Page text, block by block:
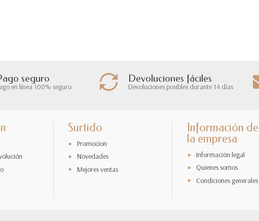
seguro
en línea 100% seguro
Devoluciones fáciles
Devoluciones posibles durante 14 días
Surtido
Promocion
Novedades
Mejores ventas
Información de
la empresa
Información legal
Quienes somos
Condiciones generales